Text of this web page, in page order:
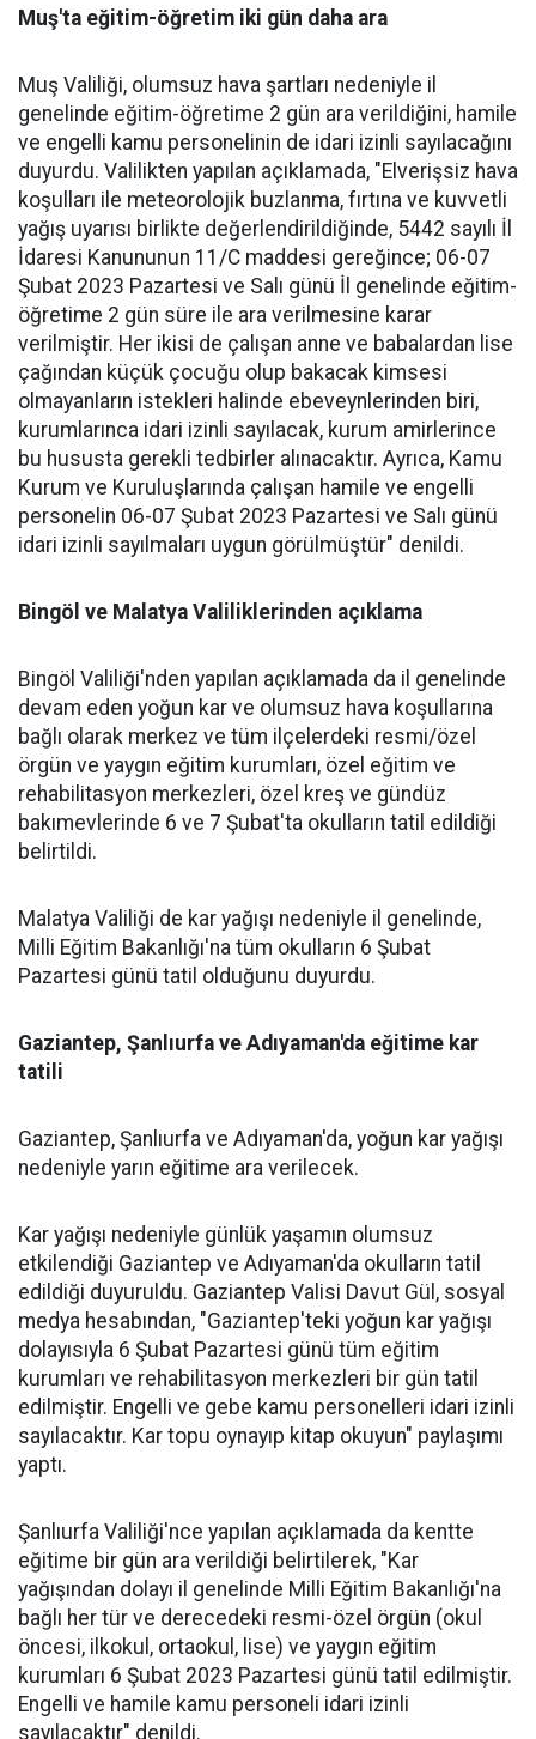
Muş'ta eğitim-öğretim iki gün daha ara
Muş Valiliği, olumsuz hava şartları nedeniyle il
genelinde eğitim-öğretime 2 gün ara verildiğini, hamile
ve engelli kamu personelinin de idari izinli sayılacağını
duyurdu. Valilikten yapılan açıklamada, "Elverişsiz hava
koşulları ile meteorolojik buzlanma, fırtına ve kuvvetli
yağış uyarısı birlikte değerlendirildiğinde, 5442 sayılı İl
İdaresi Kanununun 11/C maddesi gereğince; 06-07
Şubat 2023 Pazartesi ve Salı günü İl genelinde eğitim-
öğretime 2 gün süre ile ara verilmesine karar
verilmiştir. Her ikisi de çalışan anne ve babalardan lise
çağından küçük çocuğu olup bakacak kimsesi
olmayanların istekleri halinde ebeveynlerinden biri,
kurumlarınca idari izinli sayılacak, kurum amirlerince
bu hususta gerekli tedbirler alınacaktır. Ayrıca, Kamu
Kurum ve Kuruluşlarında çalışan hamile ve engelli
personelin 06-07 Şubat 2023 Pazartesi ve Salı günü
idari izinli sayılmaları uygun görülmüştür" denildi.
Bingöl ve Malatya Valiliklerinden açıklama
Bingöl Valiliği'nden yapılan açıklamada da il genelinde
devam eden yoğun kar ve olumsuz hava koşullarına
bağlı olarak merkez ve tüm ilçelerdeki resmi/özel
örgün ve yaygın eğitim kurumları, özel eğitim ve
rehabilitasyon merkezleri, özel kreş ve gündüz
bakımevlerinde 6 ve 7 Şubat'ta okulların tatil edildiği
belirtildi.
Malatya Valiliği de kar yağışı nedeniyle il genelinde,
Milli Eğitim Bakanlığı'na tüm okulların 6 Şubat
Pazartesi günü tatil olduğunu duyurdu.
Gaziantep, Şanlıurfa ve Adıyaman'da eğitime kar
tatili
Gaziantep, Şanlıurfa ve Adıyaman'da, yoğun kar yağışı
nedeniyle yarın eğitime ara verilecek.
Kar yağışı nedeniyle günlük yaşamın olumsuz
etkilendiği Gaziantep ve Adıyaman'da okulların tatil
edildiği duyuruldu. Gaziantep Valisi Davut Gül, sosyal
medya hesabından, "Gaziantep'teki yoğun kar yağışı
dolayısıyla 6 Şubat Pazartesi günü tüm eğitim
kurumları ve rehabilitasyon merkezleri bir gün tatil
edilmiştir. Engelli ve gebe kamu personelleri idari izinli
sayılacaktır. Kar topu oynayıp kitap okuyun" paylaşımı
yaptı.
Şanlıurfa Valiliği'nce yapılan açıklamada da kentte
eğitime bir gün ara verildiği belirtilerek, "Kar
yağışından dolayı il genelinde Milli Eğitim Bakanlığı'na
bağlı her tür ve derecedeki resmi-özel örgün (okul
öncesi, ilkokul, ortaokul, lise) ve yaygın eğitim
kurumları 6 Şubat 2023 Pazartesi günü tatil edilmiştir.
Engelli ve hamile kamu personeli idari izinli
sayılacaktır" denildi.